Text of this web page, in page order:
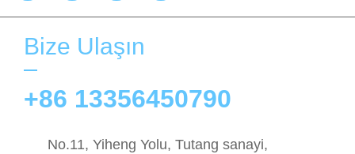
Bize Ulaşın
+86 13356450790
No.11, Yiheng Yolu, Tutang sanayi,